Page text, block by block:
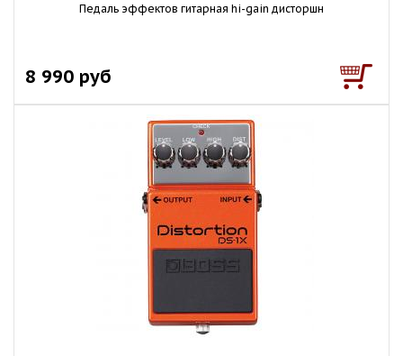
Педаль эффектов гитарная hi-gain дисторшн
8 990 руб